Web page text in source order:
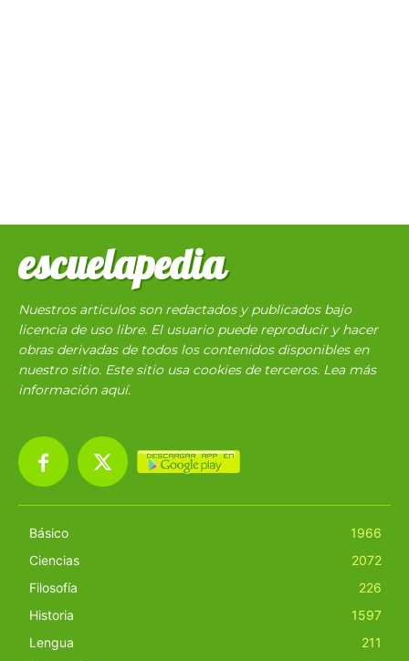
escuelapedia
Nuestros articulos son redactados y publicados bajo
licencia de uso libre. El usuario puede reproducir y hacer
obras derivadas de todos los contenidos disponibles en
nuestro sitio. Este sitio usa cookies de terceros. Lea más
información aquí.
Básico
1966
Ciencias
2072
Filosofía
226
Historia
1597
Lengua
211